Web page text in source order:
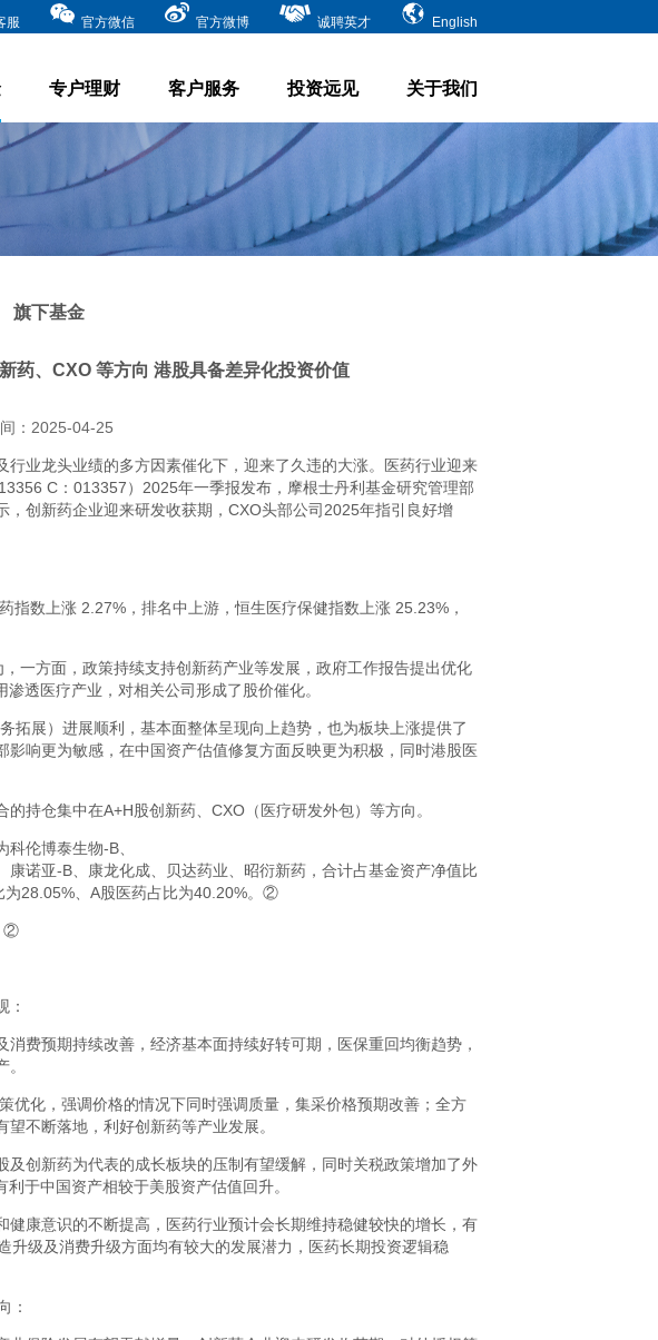
服 官方微信 官方微博 诚聘英才 English
专户理财 客户服务 投资远见 关于我们
旗下基金
药、CXO 等方向 港股具备差异化投资价值
：2025-04-25
业龙头业绩的多方因素催化下，迎来了久违的大涨。医药行业迎来
C：013357）2025年一季报发布，摩根士丹利基金研究管理部
创新药企业迎来研发收获期，CXO头部公司2025年指引良好增
指数上涨 2.27%，排名中上游，恒生医疗保健指数上涨 25.23%，
一方面，政策持续支持创新药产业等发展，政府工作报告提出优化
透医疗产业，对相关公司形成了股价催化。
拓展）进展顺利，基本面整体呈现向上趋势，也为板块上涨提供了
响更为敏感，在中国资产估值修复方面反映更为积极，同时港股医
持仓集中在A+H股创新药、CXO（医疗研发外包）等方向。
伦博泰生物-B、
诺亚-B、康龙化成、贝达药业、昭衍新药，合计占基金资产净值比
为28.05%、A股医药占比为40.20%。②
②
：
费预期持续改善，经济基本面持续好转可期，医保重回均衡趋势，
优化，强调价格的情况下同时强调质量，集采价格预期改善；全方
不断落地，利好创新药等产业发展。
创新药为代表的成长板块的压制有望缓解，同时关税政策增加了外
于中国资产相较于美股资产估值回升。
康意识的不断提高，医药行业预计会长期维持稳健较快的增长，有
级及消费升级方面均有较大的发展潜力，医药长期投资逻辑稳
：